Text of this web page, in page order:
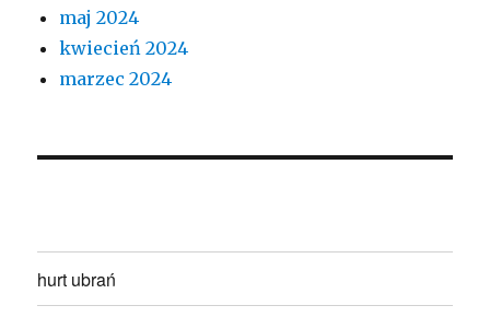
maj 2024
kwiecień 2024
marzec 2024
hurt ubrań